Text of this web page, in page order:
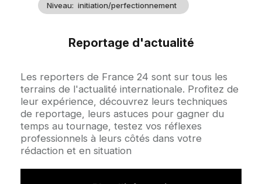
Niveau initiation/perfectionnement
Reportage d'actualité
Accroche
Les reporters de France 24 sont sur tous les
terrains de l'actualité internationale. Profitez de
leur expérience, découvrez leurs techniques
de reportage, leurs astuces pour gagner du
temps au tournage, testez vos réflexes
professionnels à leurs côtés dans votre
rédaction et en situation